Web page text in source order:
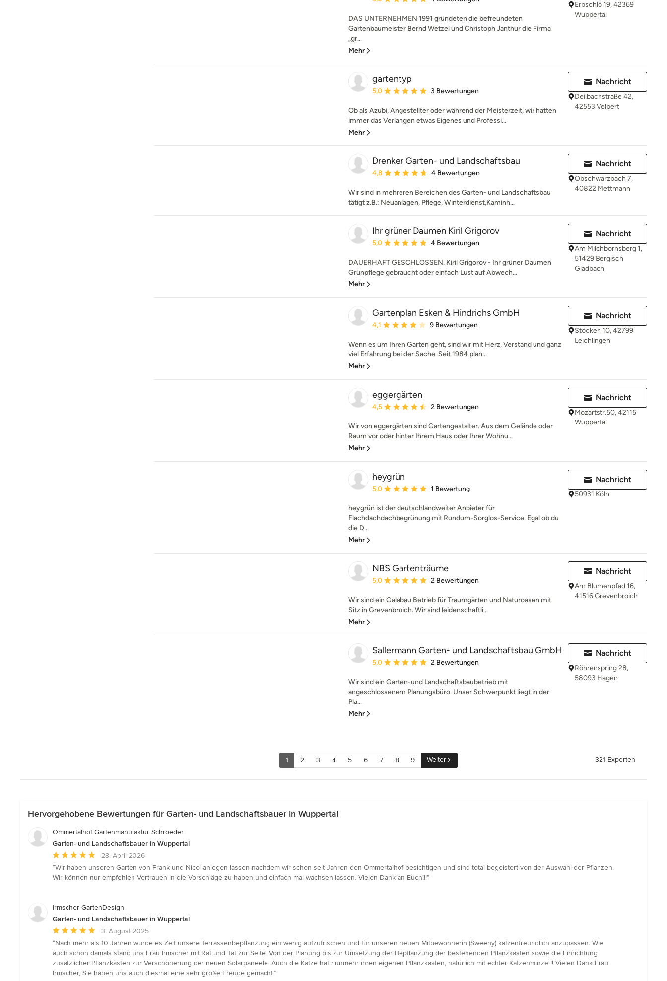
DAS UNTERNEHMEN 1991 gründeten die befreundeten
Gartenbaumeister Bernd Wetzel und Christoph Janthur die Firma
„gr...
Mehr
Erbschlö 19, 42369
Wuppertal
gartentyp
Durchschnittliche Bewertung: 5 von 5 Sternen
5,0 3 Bewertungen
Ob als Azubi, Angestellter oder während der Meisterzeit, wir hatten
immer das Verlangen etwas Eigenes und Professi...
Mehr
Nachricht
Deilbachstraße 42,
42553 Velbert
Drenker Garten- und Landschaftsbau
Durchschnittliche Bewertung: 4.8 von 5 Sternen
4,8 4 Bewertungen
Wir sind in mehreren Bereichen des Garten- und Landschaftsbau
tätigt z.B.: Neuanlagen, Pflege, Winterdienst,Kaminh...
Nachricht
Obschwarzbach 7,
40822 Mettmann
Ihr grüner Daumen Kiril Grigorov
Durchschnittliche Bewertung: 5 von 5 Sternen
5,0 4 Bewertungen
DAUERHAFT GESCHLOSSEN. Kiril Grigorov - Ihr grüner Daumen
Grünpflege gebraucht oder einfach Lust auf Abwech...
Mehr
Nachricht
Am Milchbornsberg 1,
51429 Bergisch
Gladbach
Gartenplan Esken & Hindrichs GmbH
Durchschnittliche Bewertung: 4.1 von 5 Sternen
4,1 9 Bewertungen
Wenn es um Ihren Garten geht, sind wir mit Herz, Verstand und ganz
viel Erfahrung bei der Sache. Seit 1984 plan...
Mehr
Nachricht
Stöcken 10, 42799
Leichlingen
eggergärten
Durchschnittliche Bewertung: 4.5 von 5 Sternen
4,5 2 Bewertungen
Wir von eggergärten sind Gartengestalter. Aus dem Gelände oder
Raum vor oder hinter Ihrem Haus oder Ihrer Wohnu...
Mehr
Nachricht
Mozartstr.50, 42115
Wuppertal
heygrün
Durchschnittliche Bewertung: 5 von 5 Sternen
5,0 1 Bewertung
heygrün ist der deutschlandweiter Anbieter für
Flachdachdachbegrünung mit Rundum-Sorglos-Service. Egal ob du
die D...
Mehr
Nachricht
50931 Köln
NBS Gartenträume
Durchschnittliche Bewertung: 5 von 5 Sternen
5,0 2 Bewertungen
Wir sind ein Galabau Betrieb für Traumgärten und Naturoasen mit
Sitz in Grevenbroich. Wir sind leidenschaftli...
Mehr
Nachricht
Am Blumenpfad 16,
41516 Grevenbroich
Sallermann Garten- und Landschaftsbau GmbH
Durchschnittliche Bewertung: 5 von 5 Sternen
5,0 2 Bewertungen
Wir sind ein Garten-und Landschaftsbaubetrieb mit
angeschlossenem Planungsbüro. Unser Schwerpunkt liegt in der
Pla...
Mehr
Nachricht
Röhrenspring 28,
58093 Hagen
1 2 3 4 5 6 7 8 9 Weiter 321 Experten
Hervorgehobene Bewertungen für Garten- und Landschaftsbauer in Wuppertal
Ommertalhof Gartenmanufaktur Schroeder
Garten- und Landschaftsbauer in Wuppertal
Durchschnittliche
Bewertung:
5
Sternen
28. April 2026
“Wir haben unseren Garten von Frank und Nicol anlegen lassen nachdem wir schon seit Jahren den Ommertalhof besichtigen und sind total begeistert von der Auswahl der Pflanzen.
Wir können nur empfehlen Vertrauen in die Vorschläge zu haben und einfach mal wachsen lassen. Vielen Dank an Euch!!!”
Irmscher GartenDesign
Garten- und Landschaftsbauer in Wuppertal
Durchschnittliche
Bewertung:
5
von
5
3. August 2025
“Nach mehr als 10 Jahren wurde es Zeit unsere Terrassenbepflanzung ein wenig aufzufrischen und für unseren neuen Mitbewohnerin (Sweeny) katzenfreundlich anzupassen. Wie
auch schon damals stand uns Frau Irmscher mit Rat und Tat zur Seite. Von der Planung bis zur Umsetzung der Bepflanzung der bestehenden Pflanzkästen sowie die Einrichtung
zusätzlicher Pflanzkästen zur Verschönerung der neuen Solarpaneele. Auch die Katze hat nunmehr ihren eigenen Pflanzkasten, natürlich mit echter Katzenminze !! Vielen Dank Frau
Irmscher, Sie haben uns auch diesmal eine sehr große Freude gemacht.”